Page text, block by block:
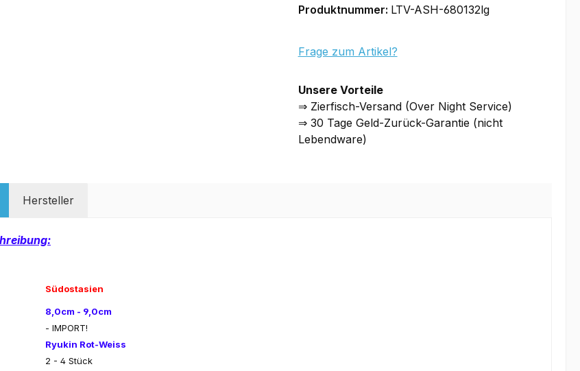
Produktnummer: LTV-ASH-680132lg
Frage zum Artikel?
Unsere Vorteile
⇒ Zierfisch-Versand (Over Night Service)
⇒ 30 Tage Geld-Zurück-Garantie (nicht
Lebendware)
Hersteller
Südostasien
8,0cm - 9,0cm
- IMPORT!
Ryukin Rot-Weiss
2 - 4 Stück